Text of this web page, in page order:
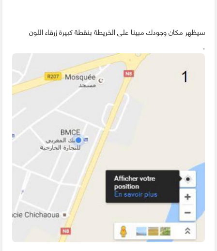
سيظهر مكان وجودك مبينا على الخريطة بنقطة كبيرة زرقاء اللون
.